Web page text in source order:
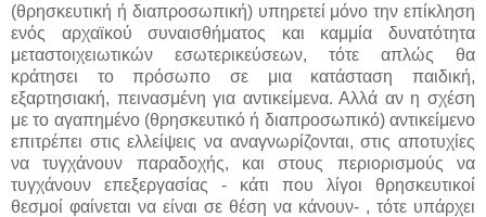
(θρησκευτική ή διαπροσωπική) υπηρετεί μόνο την επίκληση
ενός αρχαϊκού συναισθήματος και καμμία δυνατότητα
μεταστοιχειωτικών εσωτερικεύσεων, τότε απλώς θα
κράτησει το πρόσωπο σε μια κατάσταση παιδική,
εξαρτησιακή, πεινασμένη για αντικείμενα. Αλλά αν η σχέση
με το αγαπημένο (θρησκευτικό ή διαπροσωπικό) αντικείμενο
επιτρέπει στις ελλείψεις να αναγνωρίζονται, στις αποτυχίες
να τυγχάνουν παραδοχής, και στους περιορισμούς να
τυγχάνουν επεξεργασίας - κάτι που λίγοι θρησκευτικοί
θεσμοί φαίνεται να είναι σε θέση να κάνουν- , τότε υπάρχει